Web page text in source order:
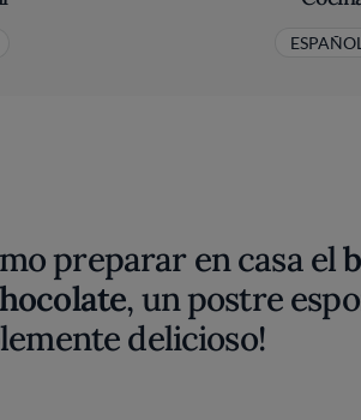
preparar en casa el
, un postre
delicioso!